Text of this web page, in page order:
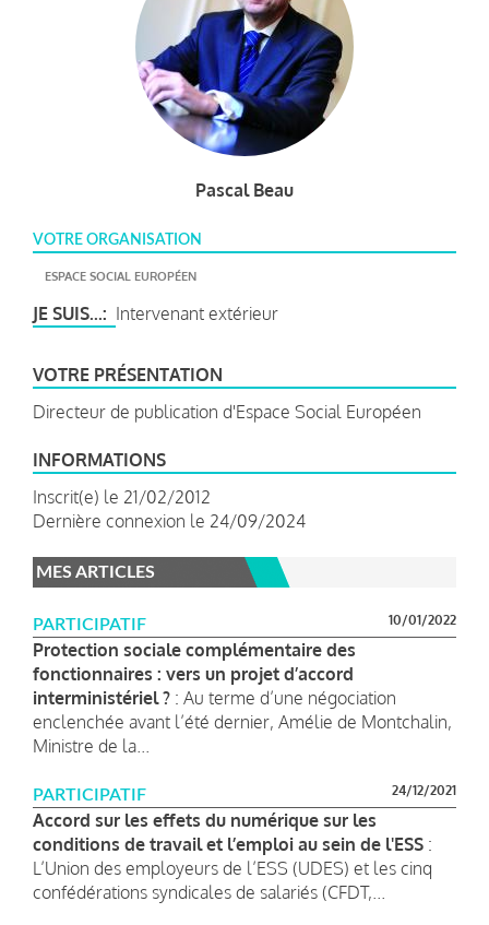
Pascal Beau
VOTRE ORGANISATION
ESPACE SOCIAL EUROPÉEN
JE SUIS... Intervenant extérieur
VOTRE PRÉSENTATION
Directeur de publication d'Espace Social Européen
INFORMATIONS
Inscrit(e) le 21/02/2012
Dernière connexion le 24/09/2024
MES ARTICLES
PARTICIPATIF 10/01/2022
Protection sociale complémentaire des
fonctionnaires : vers un projet d’accord
interministériel ? : Au terme d’une négociation
enclenchée avant l’été dernier, Amélie de Montchalin,
Ministre de la...
PARTICIPATIF 24/12/2021
Accord sur les effets du numérique sur les
conditions de travail et l’emploi au sein de l'ESS :
L’Union des employeurs de l’ESS (UDES) et les cinq
confédérations syndicales de salariés (CFDT,...